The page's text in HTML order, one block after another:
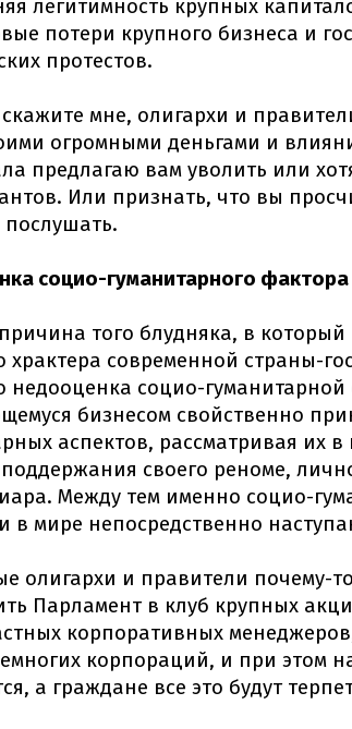
легитимность крупных
потери крупного бизнеса и
протестов.
мне, олигархи и
огромными деньгами и
предлагаю вам уволить или
Или признать, что вы
послушать.
социо-гуманитарного фактора
того блудняка, в
храктера современной страны-
недооценка социо-
бизнесом свойственно
аспектов, рассматривая их
своего реноме,
Между тем именно социо-
в мире непосредственно
олигархи и правители почему-
Парламент в клуб крупных
корпоративных
корпораций, и при этом
а граждане все это будут